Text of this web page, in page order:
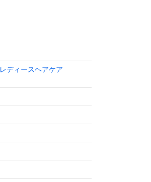
レディースヘアケア